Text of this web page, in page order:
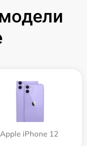
Apple iPhone 12